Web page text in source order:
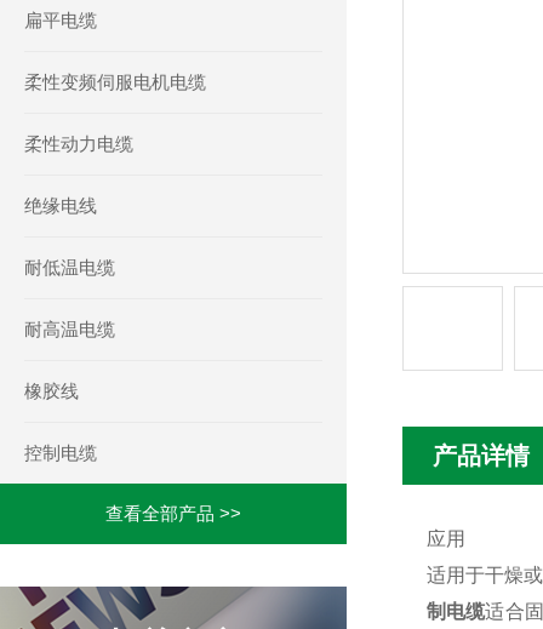
扁平电缆
柔性变频伺服电机电缆
柔性动力电缆
绝缘电线
耐低温电缆
耐高温电缆
橡胶线
控制电缆
查看全部产品 >>
产品详情
应用
适用于干燥
制电缆适合